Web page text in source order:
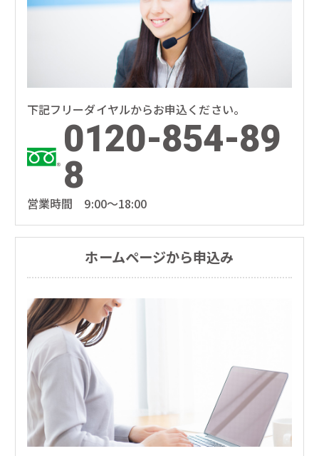
下記フリーダイヤルからお申込ください。
0120-854-89
8
営業時間 9:00～18:00
ホームページから申込み